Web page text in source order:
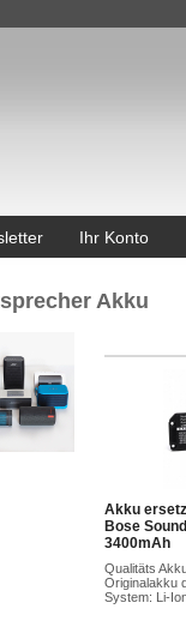
Ihr Konto
Akku
Akku
Bose
3400mAh
Qualitäts
Originalakku
System: Li-